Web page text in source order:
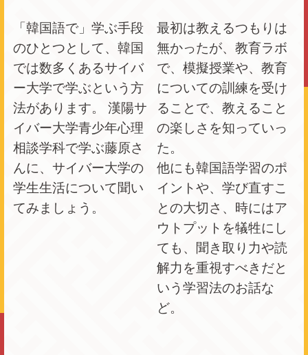
「韓国語で」学ぶ手段
のひとつとして、韓国
では数多くあるサイバ
ー大学で学ぶという方
法があります。 漢陽サ
イバー大学青少年心理
相談学科で学ぶ藤原さ
んに、サイバー大学の
学生生活について聞い
てみましょう。
最初は教えるつもりは
無かったが、教育ラボ
で、模擬授業や、教育
についての訓練を受け
ることで、教えること
の楽しさを知っていっ
た。
他にも韓国語学習のポ
イントや、学び直すこ
との大切さ、時にはア
ウトプットを犠牲にし
ても、聞き取り力や読
解力を重視すべきだと
いう学習法のお話な
ど。